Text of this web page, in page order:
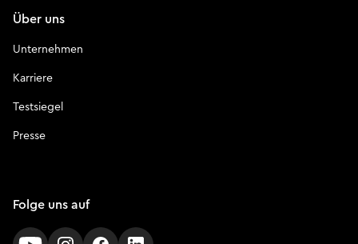
Über uns
Unternehmen
Karriere
Testsiegel
Presse
Folge uns auf